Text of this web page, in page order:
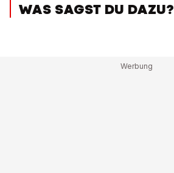
WAS SAGST DU DAZU?